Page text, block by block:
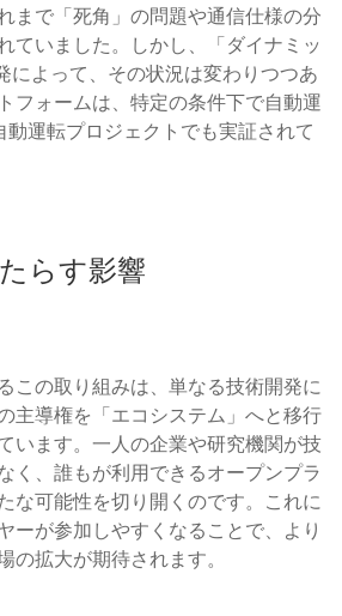
まで「死角」の問題や通信仕様の分
ていました。しかし、「ダイナミッ
によって、その状況は変わりつつあ
フォームは、特定の条件下で自動運
運転プロジェクトでも実証されて
らす影響
この取り組みは、単なる技術開発に
主導権を「エコシステム」へと移行
います。一人の企業や研究機関が技
く、誰もが利用できるオープンプラ
な可能性を切り開くのです。これに
ーが参加しやすくなることで、より
の拡大が期待されます。